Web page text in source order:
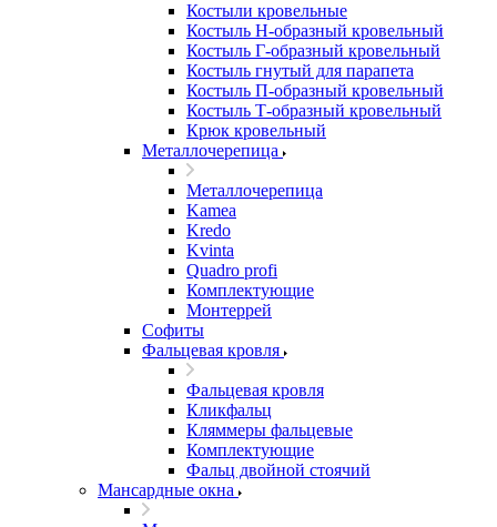
Костыли кровельные
Костыль H-образный кровельный
Костыль Г-образный кровельный
Костыль гнутый для парапета
Костыль П-образный кровельный
Костыль Т-образный кровельный
Крюк кровельный
Металлочерепица
Металлочерепица
Kamea
Kredo
Kvinta
Quadro profi
Комплектующие
Монтеррей
Софиты
Фальцевая кровля
Фальцевая кровля
Кликфальц
Кляммеры фальцевые
Комплектующие
Фальц двойной стоячий
Мансардные окна